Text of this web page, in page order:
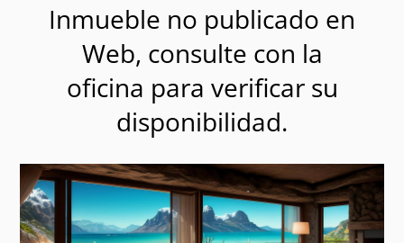
Inmueble no publicado en
Web, consulte con la
oficina para verificar su
disponibilidad.